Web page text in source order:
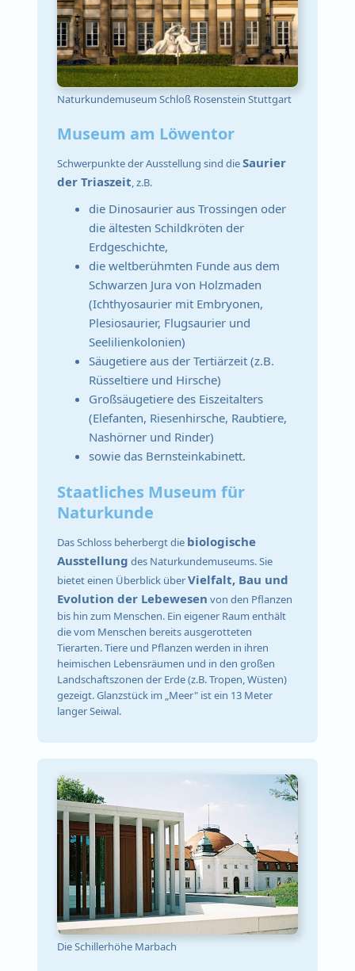
Naturkundemuseum Schloß Rosenstein Stuttgart
Museum am Löwentor
Schwerpunkte der Ausstellung sind dieSaurier
der Triaszeit, z.B.
die Dinosaurier aus Trossingen oder
die ältesten Schildkröten der
Erdgeschichte,
die weltberühmten Funde aus dem
Schwarzen Jura von Holzmaden
(Ichthyosaurier mit Embryonen,
Plesiosaurier, Flugsaurier und
Seelilienkolonien)
Säugetiere aus der Tertiärzeit (z.B.
Rüsseltiere und Hirsche)
Großsäugetiere des Eiszeitalters
(Elefanten, Riesenhirsche, Raubtiere,
Nashörner und Rinder)
sowie das Bernsteinkabinett.
Staatliches Museum für
Naturkunde
Das Schloss beherbergt die biologische
Ausstellung des Naturkundemuseums. Sie
bietet einen Überblick überVielfalt, Bau und
Evolution der Lebewesen von den Pflanzen
bis hin zum Menschen. Ein eigener Raum enthält
die vom Menschen bereits ausgerotteten
Tierarten. Tiere und Pflanzen werden in ihren
heimischen Lebensräumen und in den großen
Landschaftszonen der Erde (z.B. Tropen, Wüsten)
gezeigt. Glanzstück im „Meer" ist ein 13 Meter
langer Seiwal.
Die Schillerhöhe Marbach